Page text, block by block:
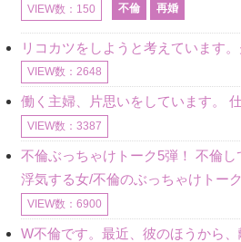
VIEW数：150 不倫 再婚
VIEW数：2648
VIEW数：3387
浮気する女/不倫のぶっちゃけトーク
VIEW数：6900